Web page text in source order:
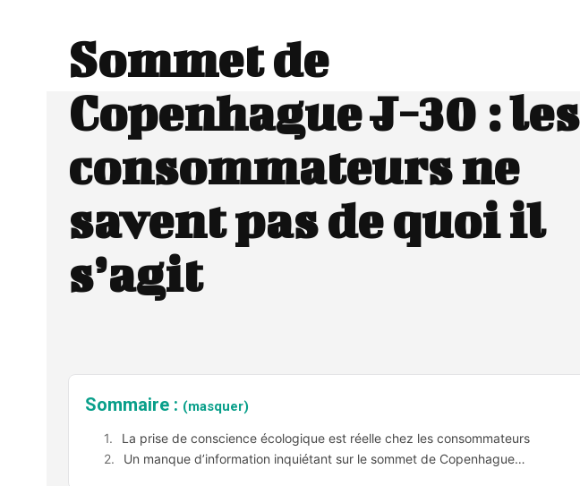
Sommet de
Copenhague J-30 : les
consommateurs ne
savent pas de quoi il
s’agit
Sommaire : (masquer)
La prise de conscience écologique est réelle chez les consommateurs
Un manque d’information inquiétant sur le sommet de Copenhague…